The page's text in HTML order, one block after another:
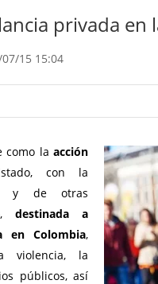
privada en
15 15:04
como la acción
con la
y de otras
destinada a
en Colombia,
violencia, la
públicos, así